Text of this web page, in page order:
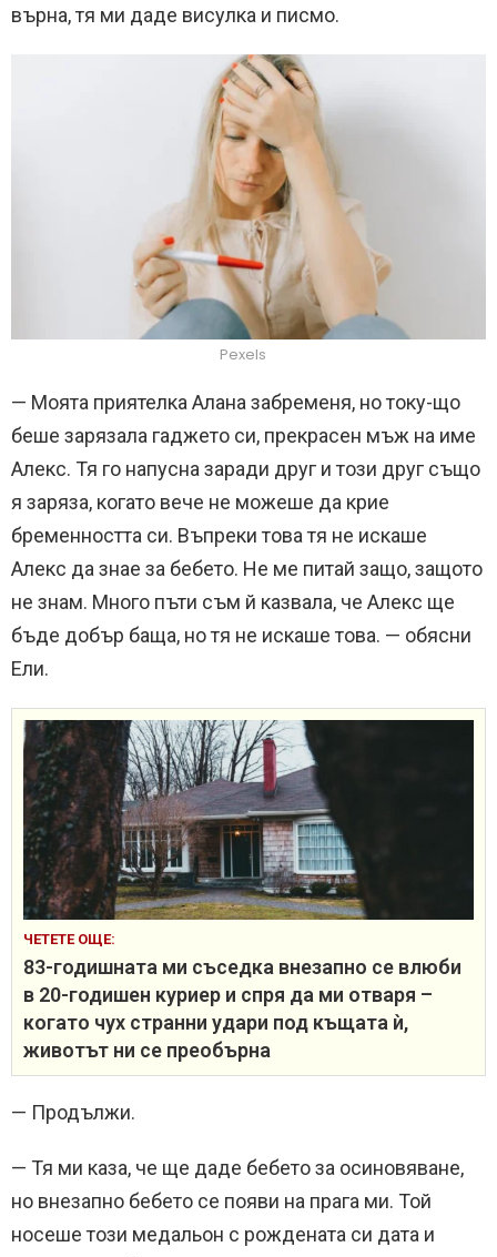
върна, тя ми даде висулка и писмо.
Pexels
— Моята приятелка Алана забременя, но току-що
беше зарязала гаджето си, прекрасен мъж на име
Алекс. Тя го напусна заради друг и този друг също
я заряза, когато вече не можеше да крие
бременността си. Въпреки това тя не искаше
Алекс да знае за бебето. Не ме питай защо, защото
не знам. Много пъти съм й казвала, че Алекс ще
бъде добър баща, но тя не искаше това. — обясни
Ели.
ЧЕТЕТЕ ОЩЕ:
83-годишната ми съседка внезапно се влюби
в 20-годишен куриер и спря да ми отваря –
когато чух странни удари под къщата ѝ,
животът ни се преобърна
— Продължи.
— Тя ми каза, че ще даде бебето за осиновяване,
но внезапно бебето се появи на прага ми. Той
носеше този медальон с рождената си дата и